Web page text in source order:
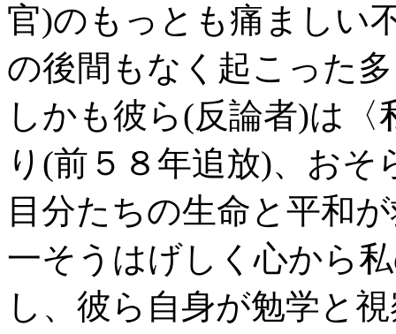
官)のもっとも痛ましい
の後間もなく起こった
しかも彼ら(反論者)は
り(前５８年追放)、お
目分たちの生命と平和
一そうはげしく心から
し、彼ら自身が勉学と